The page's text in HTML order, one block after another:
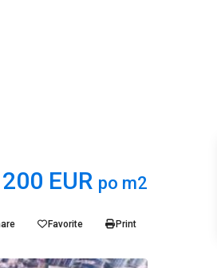
200 EUR po m2
Favorite Print